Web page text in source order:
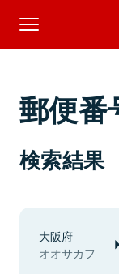
郵便番
検索結果
大阪府
オオサカフ